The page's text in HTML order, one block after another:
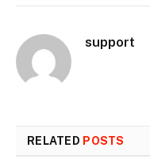
support
RELATED POSTS